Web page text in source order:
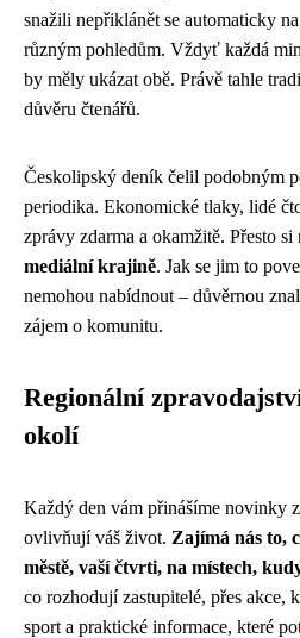
snažili nepřiklánět se automaticky
různým pohledům. Vždyť každá
by měly ukázat obě. Právě tahle
důvěru čtenářů.
Českolipský deník čelil podobným
periodika. Ekonomické tlaky, lidé
zprávy zdarma a okamžitě. Přesto
mediální krajině. Jak se jim to
nemohou nabídnout – důvěrnou
zájem o komunitu.
Regionální
okolí
Každý den vám přinášíme novinky
ovlivňují váš život. Zajímá nás to,
městě, vaší čtvrti, na místech,
co rozhodují zastupitelé, přes akce,
sport a praktické informace, které